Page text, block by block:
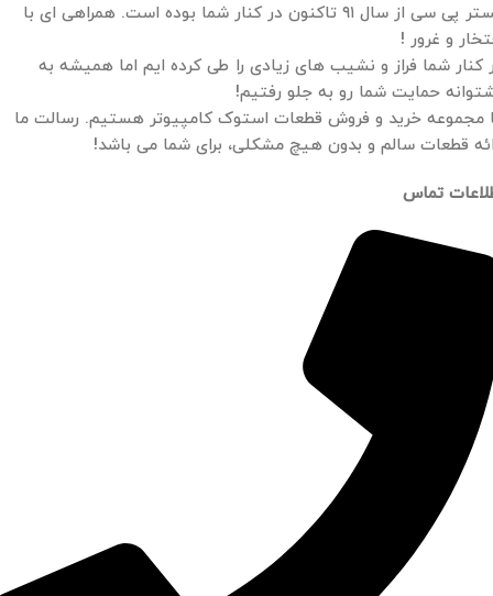
مستر پی سی از سال ۹۱ تاکنون در کنار شما بوده است. همراهی ای با
و غرور !
کنار شما فراز و نشیب های زیادی را طی کرده ایم اما همیشه به
حمایت شما رو به جلو رفتیم!
مجموعه خرید و فروش قطعات استوک کامپیوتر هستیم. رسالت ما
قطعات سالم و بدون هیچ مشکلی، برای شما می باشد!
تماس